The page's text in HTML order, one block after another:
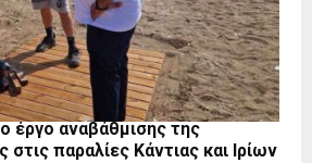
έργο αναβάθμισης της
παραλίες Κάντιας και Ιρίων